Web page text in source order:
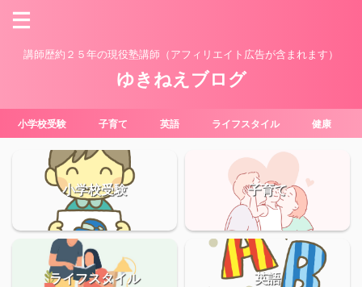
講師歴約２５年の現役塾講師（アフィリエイト広告が含まれます）
ゆきねえブログ
小学校受験 子育て 英語 ライフスタイル 健康
小学校受験 子育て
ライフスタイル 英語